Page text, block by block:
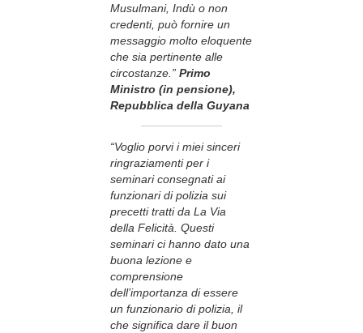
Musulmani, Indù o non
credenti, può fornire un
messaggio molto eloquente
che sia pertinente alle
circostanze.” Primo
Ministro (in pensione),
Repubblica della Guyana
“Voglio porvi i miei sinceri
ringraziamenti per i
seminari consegnati ai
funzionari di polizia sui
precetti tratti da La Via
della Felicità. Questi
seminari ci hanno dato una
buona lezione e
comprensione
dell’importanza di essere
un funzionario di polizia, il
che significa dare il buon